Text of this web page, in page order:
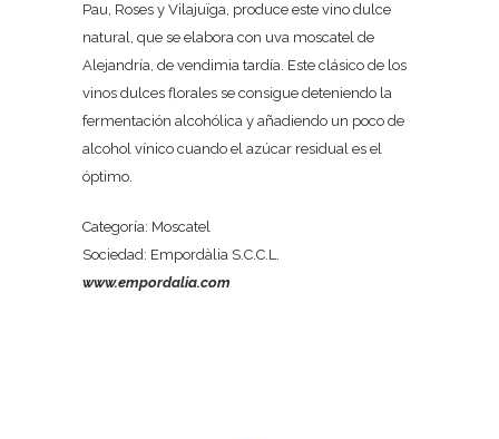
Pau, Roses y Vilajuïga, produce este vino dulce
natural, que se elabora con uva moscatel de
Alejandría, de vendimia tardía. Este clásico de los
vinos dulces florales se consigue deteniendo la
fermentación alcohólica y añadiendo un poco de
alcohol vínico cuando el azúcar residual es el
óptimo.
Categoría: Moscatel
Sociedad: Empordàlia S.C.C.L.
www.empordalia.com